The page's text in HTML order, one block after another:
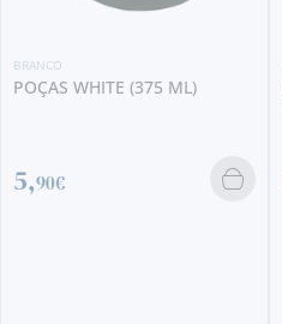
BRANCO
POÇAS WHITE (375 ML)
5,90€